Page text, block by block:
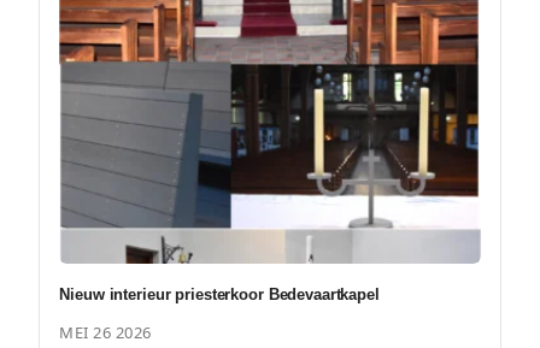
Nieuw interieur priesterkoor Bedevaartkapel
MEI 26 2026